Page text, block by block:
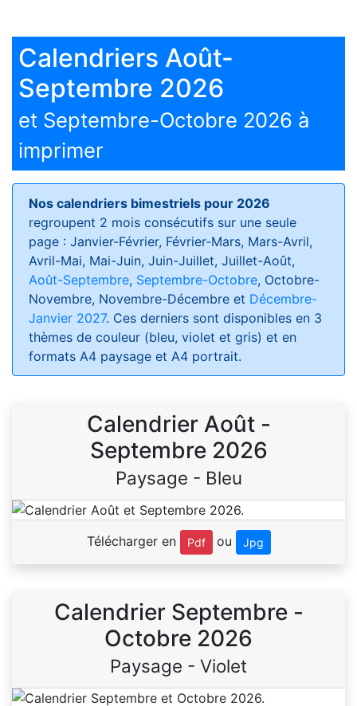
Calendriers Août-
Septembre 2026
et Septembre-Octobre 2026 à
imprimer
Nos calendriers bimestriels pour 2026
regroupent 2 mois consécutifs sur une seule
page : Janvier-Février, Février-Mars, Mars-Avril,
Avril-Mai, Mai-Juin, Juin-Juillet, Juillet-Août,
Août-Septembre, Septembre-Octobre, Octobre-
Novembre, Novembre-Décembre et Décembre-
Janvier 2027. Ces derniers sont disponibles en 3
thèmes de couleur (bleu, violet et gris) et en
formats A4 paysage et A4 portrait.
Calendrier Août -
Septembre 2026
Paysage - Bleu
Télécharger en Pdf ou Jpg
Calendrier Septembre -
Octobre 2026
Paysage - Violet